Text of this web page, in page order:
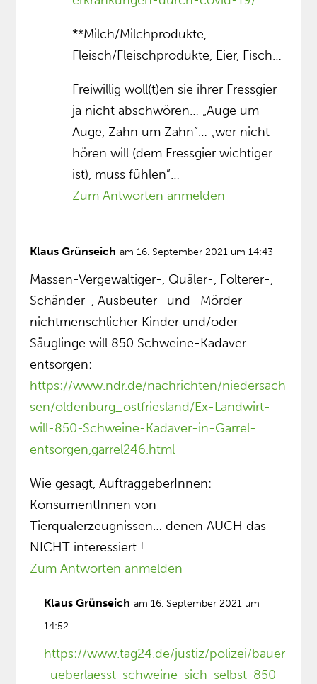
**Milch/Milchprodukte,
Fleisch/Fleischprodukte, Eier, Fisch…
Freiwillig woll(t)en sie ihrer Fressgier
ja nicht abschwören… „Auge um
Auge, Zahn um Zahn”… „wer nicht
hören will (dem Fressgier wichtiger
ist), muss fühlen”…
Zum Antworten anmelden
Klaus Grünseich am 16. September 2021 um 14:43
Massen-Vergewaltiger-, Quäler-, Folterer-,
Schänder-, Ausbeuter- und- Mörder
nichtmenschlicher Kinder und/oder
Säuglinge will 850 Schweine-Kadaver
entsorgen:
https://www.ndr.de/nachrichten/niedersach
sen/oldenburg_ostfriesland/Ex-Landwirt-
will-850-Schweine-Kadaver-in-Garrel-
entsorgen,garrel246.html
Wie gesagt, AuftraggeberInnen:
KonsumentInnen von
Tierqualerzeugnissen… denen AUCH das
NICHT interessiert !
Zum Antworten anmelden
Klaus Grünseich am 16. September 2021 um
14:52
https://www.tag24.de/justiz/polizei/bauer
-ueberlaesst-schweine-sich-selbst-850-